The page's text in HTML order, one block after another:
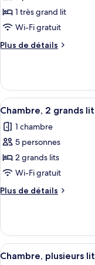
Bed
Bed
photos
pour
ce
chambre :
Deluxe
King
Room-
Non-
Smoking
1 très grand lit
Wi-Fi gratuit
Plus de détails
Plus
le
type
de
Deluxe
King
Non-
Smoking
Afficher
toutes
les
photos
pour
ce
type
de
Chambre,
grands
3
Chambre, 2 grands
1 chambre
5 personnes
2 grands lits
Wi-Fi gratuit
Plus de détails
Plus
le
type
de
Afficher
2
Chambre, plusieurs